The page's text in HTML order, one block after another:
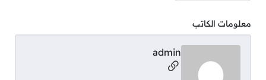
معلومات الكاتب
admin
مواقع التواصل